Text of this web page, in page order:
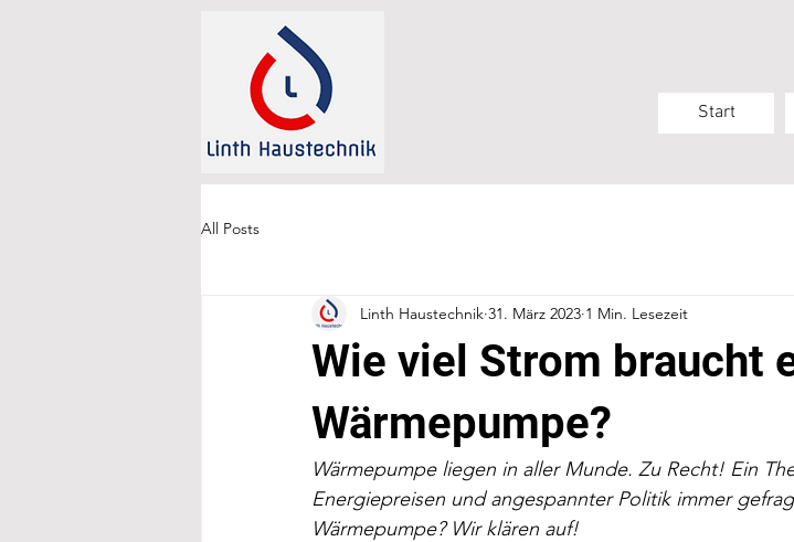
Start
All Posts
Wie viel Strom braucht
Wärmepumpe?
Linth Haustechnik 31. März 2023 1 Min. Lesezeit
Wärmepumpe liegen in aller Munde. Zu Recht! Ein
Energiepreisen und angespannter Politik immer
Wärmepumpe? Wir klären auf!